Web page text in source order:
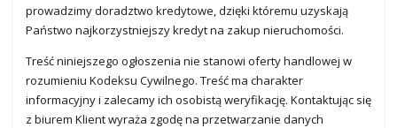
prowadzimy doradztwo kredytowe, dzięki któremu uzyskają
Państwo najkorzystniejszy kredyt na zakup nieruchomości.
Treść niniejszego ogłoszenia nie stanowi oferty handlowej w
rozumieniu Kodeksu Cywilnego. Treść ma charakter
informacyjny i zalecamy ich osobistą weryfikację. Kontaktując się
z biurem Klient wyraża zgodę na przetwarzanie danych